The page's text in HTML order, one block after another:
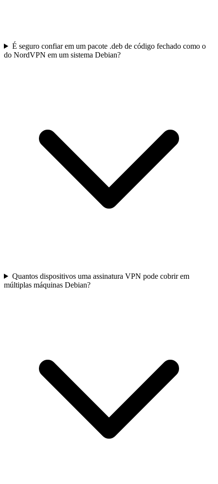
É seguro confiar em um pacote .deb de código fechado como o
do NordVPN em um sistema Debian?
Quantos dispositivos uma assinatura VPN pode cobrir em
múltiplas máquinas Debian?